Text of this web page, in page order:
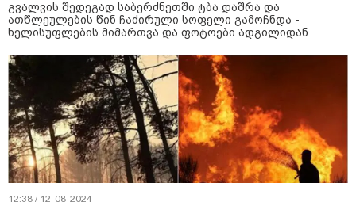
გვალვის შედეგად საბერძნეთში ტბა დაშრა და
ათწლეულების წინ ჩაძირული სოფელი გამოჩნდა -
ხელისუფლების მიმართვა და ფოტოები ადგილიდან
12:38 / 12-08-2024